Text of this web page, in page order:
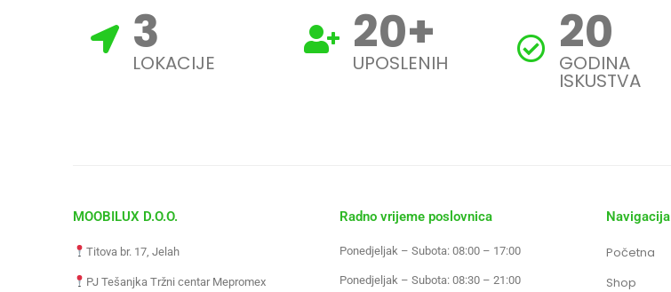
3
LOKACIJE 20+
UPOSLENIH 20
GODINA
ISKUSTVA
MOOBILUX D.O.O.
Titova br. 17, Jelah
PJ Tešanjka Tržni centar Mepromex
Radno vrijeme poslovnica
Ponedjeljak – Subota: 08:00 – 17:00
Ponedjeljak – Subota: 08:30 – 21:00
Navigacija
Početna
Shop